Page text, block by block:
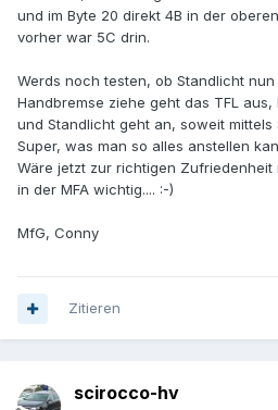
und im Byte 20 direkt 4B in der
vorher war 5C drin.
Werds noch testen, ob Standlicht
Handbremse ziehe geht das TFL
und Standlicht geht an, soweit
Super, was man so alles anstellen
Wäre jetzt zur richtigen
in der MFA wichtig.... :-)
MfG, Conny
Zitieren
scirocco-hv